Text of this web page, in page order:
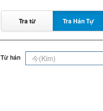
Tra từ Tra Hán Tự
Từ hán